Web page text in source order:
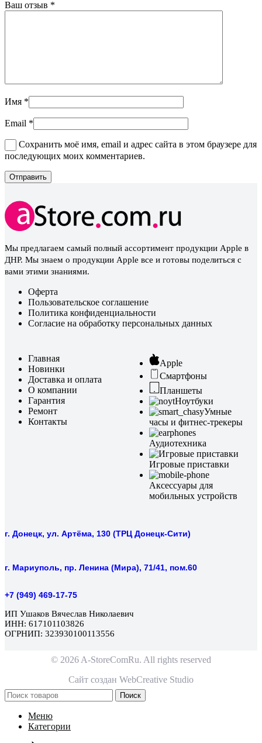
Ваш отзыв *
Имя *
Email *
Сохранить моё имя, email и адрес сайта в этом браузере для
последующих моих комментариев.
Мы предлагаем самый полный ассортимент продукции Apple в
ДНР. Мы знаем о продукции Apple все и готовы поделиться с
вами этими знаниями.
Оферта
Пользовательское соглашение
Политика конфиденциальности
Согласие на обработку персональных данных
Главная
Новинки
Доставка и оплата
О компании
Гарантия
Ремонт
Контакты
Apple
Смартфоны
Планшеты
Ноутбуки
Умные
часы и фитнес-трекеры
Аудиотехника
Игровые приставки
Аксессуары для
мобильных устройств
г. Донецк, ул. Артёма, 130 (ТРЦ Донецк-Сити)
г. Мариуполь, пр. Ленина (Мира), 71/41, пом.60
+7 (949) 469-17-75
ИП Ушаков Вячеслав Николаевич
ИНН: 617101103826
ОГРНИП: 323930100113556
© 2026 A-StoreComRu. All rights reserved
Сайт создан WebCreative Studio
Поиск
Меню
Категории